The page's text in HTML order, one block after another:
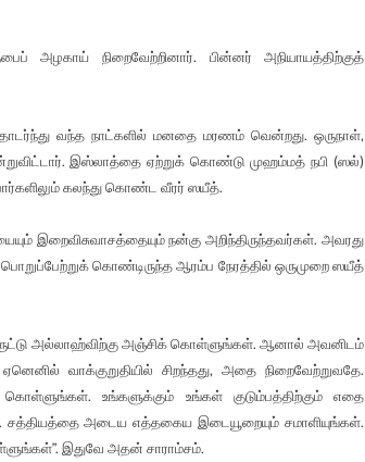
அழகாய் நிறைவேற்றினார். பின்னர் அநியாயத்திற்குத்
வந்த நாட்களில் மனதை மரணம் வென்றது. ஒருநாள்,
இஸ்லாத்தை ஏற்றுக் கொண்டு முஹம்மத் நபி (ஸல்)
கலந்து கொண்ட வீரர் ஸயீத்.
இறைவிசுவாசத்தையும் நன்கு அறிந்திருந்தவர்கள். அவரது
கொண்டிருந்த ஆரம்ப நேரத்தில் ஒருமுறை ஸயீத்
அல்லாஹ்விற்கு அஞ்சிக் கொள்ளுங்கள். ஆனால் அவனிடம்
வாக்குறுதியில் சிறந்தது, அதை நிறைவேற்றுவதே.
கொள்ளுங்கள். உங்களுக்கும் உங்கள் குடும்பத்திற்கும் எதை
சத்தியத்தை அடைய எத்தகைய இடையூறையும் சமாளியுங்கள்.
இதுவே அதன் சாராம்சம்.